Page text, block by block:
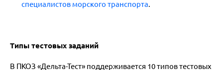
специалистов морского транспорта.
Типы тестовых заданий
В ПКОЗ «Дельта-Тест» поддерживается 10 типов тестовых